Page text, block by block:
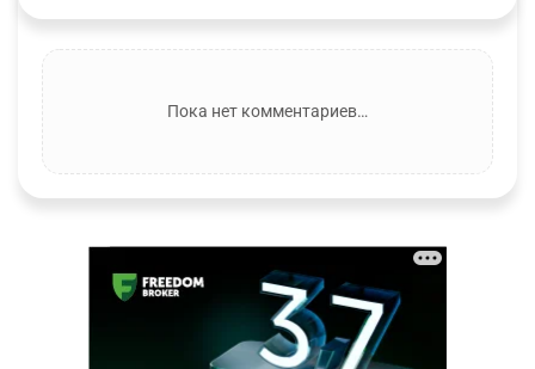
Пока нет комментариев…